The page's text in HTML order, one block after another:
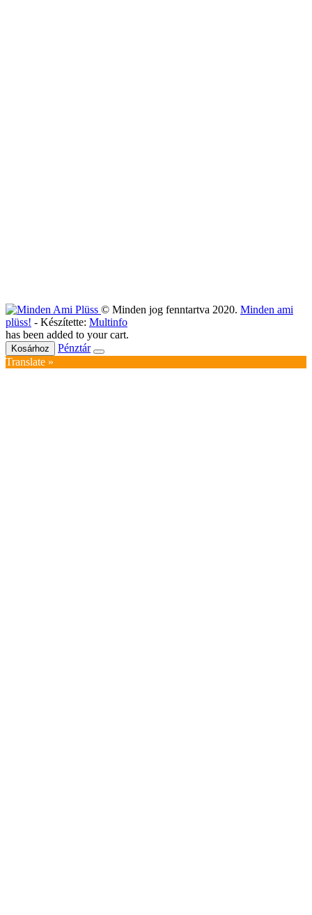
© Minden jog fenntartva 2020. Minden ami
plüss! - Készítette: Multinfo
has been added to your cart.
Kosárhoz
Pénztár
Translate »